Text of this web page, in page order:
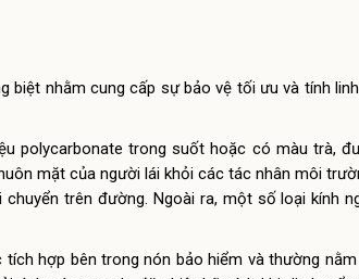
biệt nhằm cung cấp sự bảo vệ tối ưu và tính
polycarbonate trong suốt hoặc có màu trà,
mặt của người lái khỏi các tác nhân môi
trên đường. Ngoài ra, một số loại kính
hợp bên trong nón bảo hiểm và thường